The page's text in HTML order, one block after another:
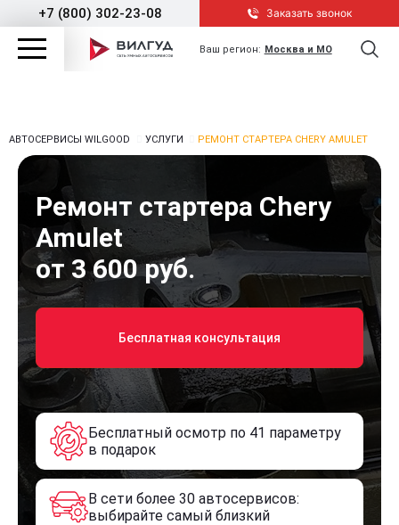
+7 (800) 302-23-08 Заказать звонок
Ваш регион: Москва и МО
АВТОСЕРВИСЫ WILGOOD УСЛУГИ РЕМОНТ СТАРТЕРА CHERY AMULET
Ремонт стартера Chery
Amulet
от 3 600 руб.
Бесплатная консультация
Бесплатный осмотр по 41 параметру
в подарок
В сети более 30 автосервисов:
выбирайте самый близкий